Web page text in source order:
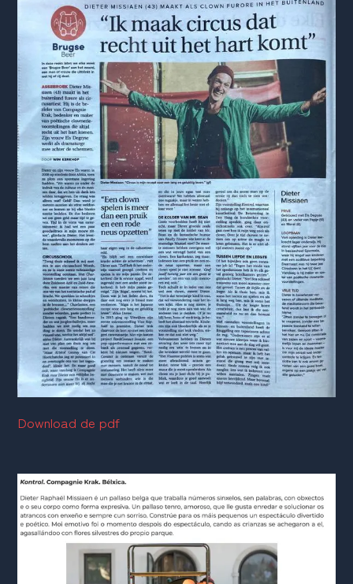
Download de pdf